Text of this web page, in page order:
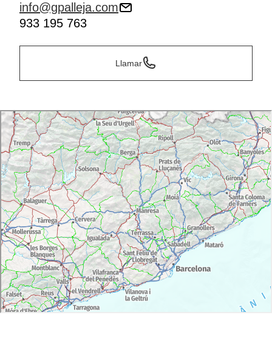
info@gpalleja.com
933 195 763
Llamar